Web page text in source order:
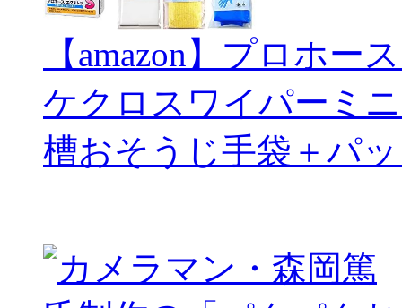
【amazon】プロホー
ケクロスワイパーミ
槽おそうじ手袋＋パ